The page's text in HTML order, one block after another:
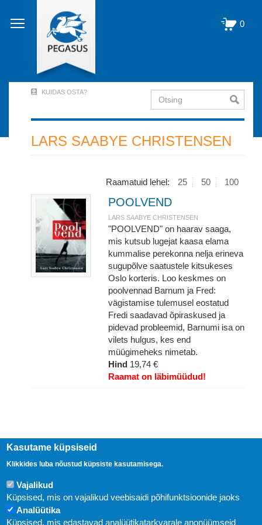
edasi
põhisisu
0
Account
Menu
KUIDAS OSTA? Otsing
LARS SAABYE CHRISTENSEN
Raamatuid lehel: 25 50 100
POOLVEND
LARS SAABYE CHRISTENSEN
"POOLVEND" on haarav saaga,
mis kutsub lugejat kaasa elama
kummalise perekonna nelja erineva
sugupõlve saatustele kitsukeses
Oslo korteris. Loo keskmes on
poolvennad Barnum ja Fred:
vägistamise tulemusel eostatud
Fredi saadavad õpiraskused ja
pidevad probleemid, Barnumi isa on
vilets hulgus, kes end
müügimeheks nimetab.
Hind 19,74 €
Raamat on läbimüüdud!
Kasutame küpsiseid
Klikkides luba nõustud küpsiste kasutamisega.
Vajalikud
Küpsised, mis on vajalikud veebisaidi põhifunktsioonide jaoks
Analüütika
Küpsised, mis edastavad analüütikatarkvarale anonüümseid